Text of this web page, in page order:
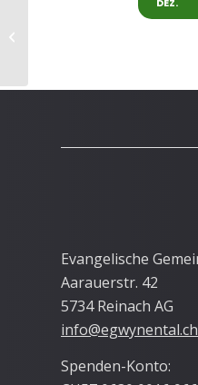
Evangelische
Aarauerstr. 42
5734 Reinach AG
info@egwynental.ch
Spenden-Konto: